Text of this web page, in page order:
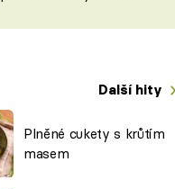
Další hity
Plněné cukety s krůtím
masem